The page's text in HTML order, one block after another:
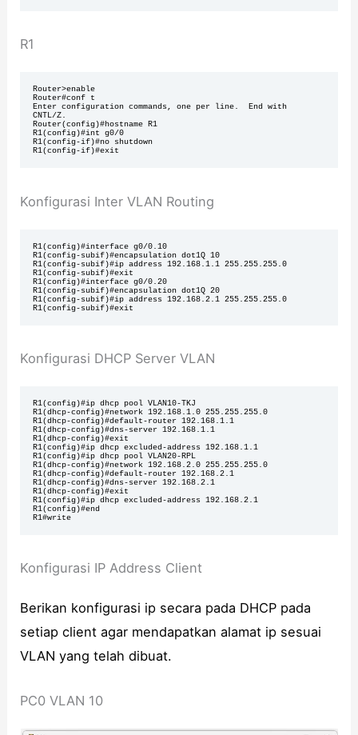
R1
Router>enable
Router#conf t
Enter configuration commands, one per line.  End with
CNTL/Z.
Router(config)#hostname R1
R1(config)#int g0/0
R1(config-if)#no shutdown
R1(config-if)#exit
Konfigurasi Inter VLAN Routing
R1(config)#interface g0/0.10
R1(config-subif)#encapsulation dot1Q 10
R1(config-subif)#ip address 192.168.1.1 255.255.255.0
R1(config-subif)#exit
R1(config)#interface g0/0.20
R1(config-subif)#encapsulation dot1Q 20
R1(config-subif)#ip address 192.168.2.1 255.255.255.0
R1(config-subif)#exit
Konfigurasi DHCP Server VLAN
R1(config)#ip dhcp pool VLAN10-TKJ
R1(dhcp-config)#network 192.168.1.0 255.255.255.0
R1(dhcp-config)#default-router 192.168.1.1
R1(dhcp-config)#dns-server 192.168.1.1
R1(dhcp-config)#exit
R1(config)#ip dhcp excluded-address 192.168.1.1
R1(config)#ip dhcp pool VLAN20-RPL
R1(dhcp-config)#network 192.168.2.0 255.255.255.0
R1(dhcp-config)#default-router 192.168.2.1
R1(dhcp-config)#dns-server 192.168.2.1
R1(dhcp-config)#exit
R1(config)#ip dhcp excluded-address 192.168.2.1
R1(config)#end
R1#write
Konfigurasi IP Address Client
Berikan konfigurasi ip secara pada DHCP pada
setiap client agar mendapatkan alamat ip sesuai
VLAN yang telah dibuat.
PC0 VLAN 10